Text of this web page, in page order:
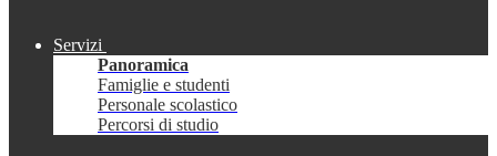
Servizi
Panoramica
Famiglie e studenti
Personale scolastico
Percorsi di studio